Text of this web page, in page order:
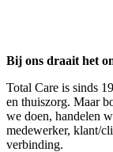
Bij ons draait het
Total Care is sinds
en thuiszorg. Maar
we doen, handelen
medewerker, klant/
verbinding.